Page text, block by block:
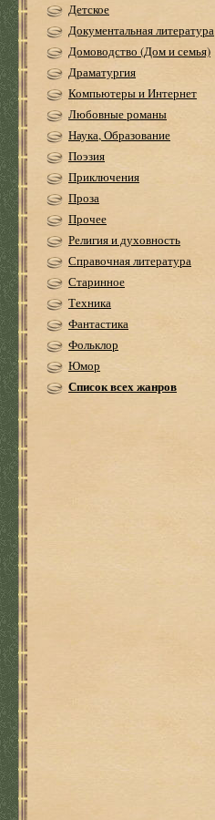
Детское
Документальная литература
Домоводство (Дом и семья)
Драматургия
Компьютеры и Интернет
Любовные романы
Наука, Образование
Поэзия
Приключения
Проза
Прочее
Религия и духовность
Справочная литература
Старинное
Техника
Фантастика
Фольклор
Юмор
Список всех жанров